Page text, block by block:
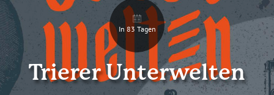
In 83 Tagen
Trierer Unterwelten